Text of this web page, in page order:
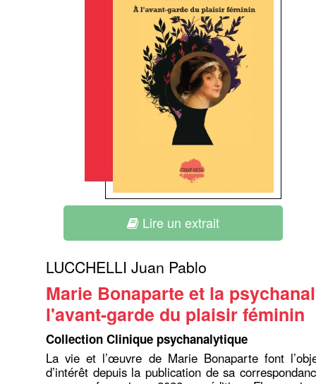
Lire un extrait
LUCCHELLI Juan Pablo
Marie Bonaparte et la
l'avant-garde du plaisir féminin
Collection Clinique psychanalytique
La vie et l’œuvre de Marie Bonaparte font
d’intérêt depuis la publication de sa